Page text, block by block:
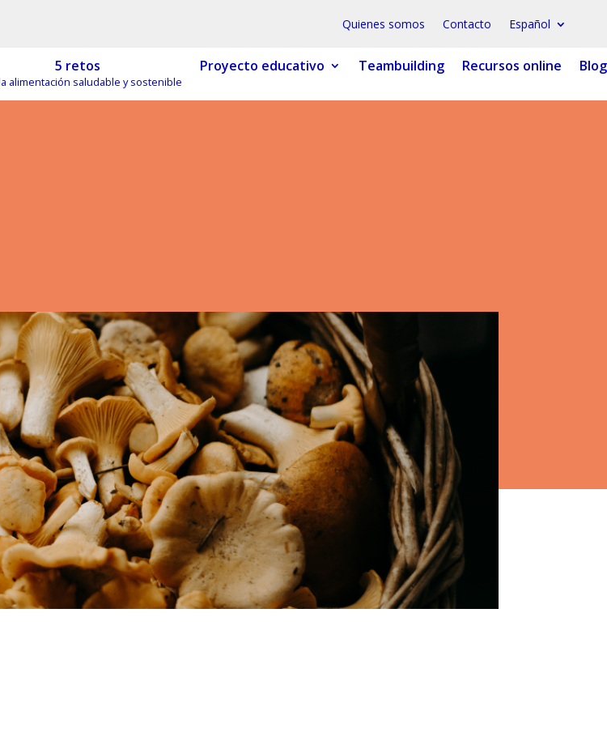
Quienes somos Contacto Español
5 retos
alimentación saludable y sostenible
Proyecto educativo Teambuilding Recursos online Blog
ALBERG CENTRE ESPLAI
Notícies
Butlletins
Diari de la Fundació
Fundesplai als mitjans
Xarxes socials
COL·LABORA
Fes voluntariat
Fes un donatiu
Treballa amb nosaltres